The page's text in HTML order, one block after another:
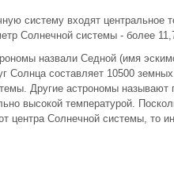
систему входят центральное
Солнечной системы - более
назвали Седной (имя
Солнца составляет 10500
Другие астрономы называют
высокой температурой.
центра Солнечной системы, то